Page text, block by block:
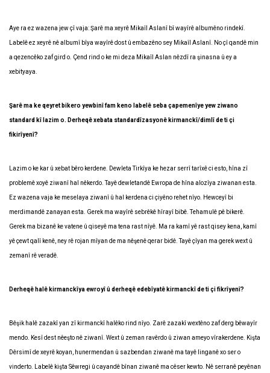
Aye ra ez wazena jew çî vaja: Şarê ma xeyrê Mikaîl Aslanî bî wayîrê albumêno rindekî.
Labelê ez xeyrê nê albumî bîya wayîrê dost û embazêno sey Mikaîl Aslanî. No çî qandê min
a qezencêko zaf gird o. Çend rind o ke mi deza Mikaîl Aslan nêzdî ra şinasna û ey a
xebityaya.
Şarê ma ke qeyret bikero yewbinî fam keno labelê seba çapemenîye yew ziwano
standard kî lazim o. Derheqê xebata standardîzasyonê kirmanckî/dimlî de ti çi
fikirîyenî?
Lazim o ke kar û xebat bêro kerdene. Dewleta Tirkîya ke hezar serrî tarîxê ci esto, hîna zî
problemê xoyê ziwanî hal nêkerdo. Tayê dewletandê Ewropa de hîna alozîya ziwanan esta.
Ez wazena vaja ke meselaya ziwanî û hal kerdena ci çiyêno rehet nîyo. Hewceyî bi
merdimandê zanayan esta. Gerek ma wayîrê sebrêkê hîrayî bibê. Tehamulê pê bikerê.
Gerek ma bizanê ke vatene û qiseyê ma tena rast nîyê. Ma ra kamî yê rast qisey kena, kamî
yê çewt qalî kenê, ney rê rojan mîyan de ma nêşenê qerar bidê. Tayê çîyan ma gerek wext û
zemanî rê veradê.
Derheqê halê kirmanckîya ewroyî û derheqê edebîyatê kirmanckî de ti çi fikrîyenî?
Bêşik halê zazakî yan zî kirmanckî halêko rind nîyo. Zarê zazakî wextêno zaf derg bêwayîr
mendo. Kesî dest nêeşto nê ziwanî. Wext û zeman ravêrdo û ziwan ameyo vîrakerdene. Kişta
Dêrsimî de xeyrê koyan, hunermendan û sazbendan ziwanê ma tayê linganê xo ser o
vinderto. Labelê kişta Sêwregi û cayandê bînan ziwanê ma cêser kewto. Nê serranê peyênan